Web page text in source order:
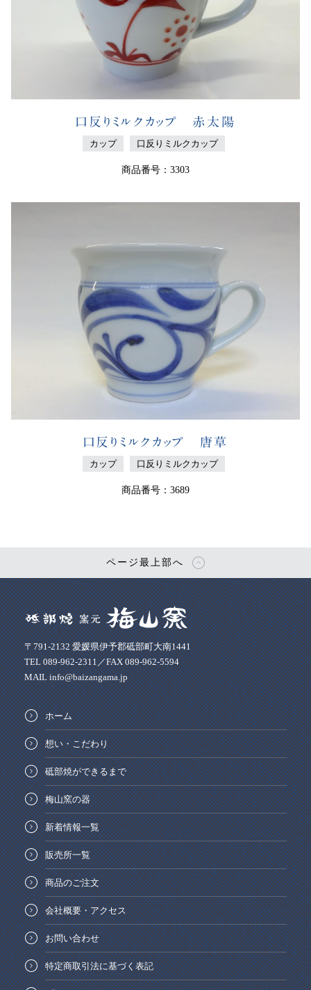
口反りミルクカップ 赤太陽
カップ 口反りミルクカップ
商品番号：3303
口反りミルクカップ 唐草
カップ 口反りミルクカップ
商品番号：3689
ページ最上部へ
〒791-2132 愛媛県伊予郡砥部町大南1441
TEL 089-962-2311／FAX 089-962-5594
MAIL info@baizangama.jp
ホーム
想い・こだわり
砥部焼ができるまで
梅山窯の器
新着情報一覧
販売所一覧
商品のご注文
会社概要・アクセス
お問い合わせ
特定商取引法に基づく表記